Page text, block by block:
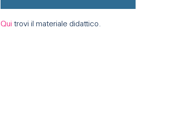
Qui trovi il materiale didattico.